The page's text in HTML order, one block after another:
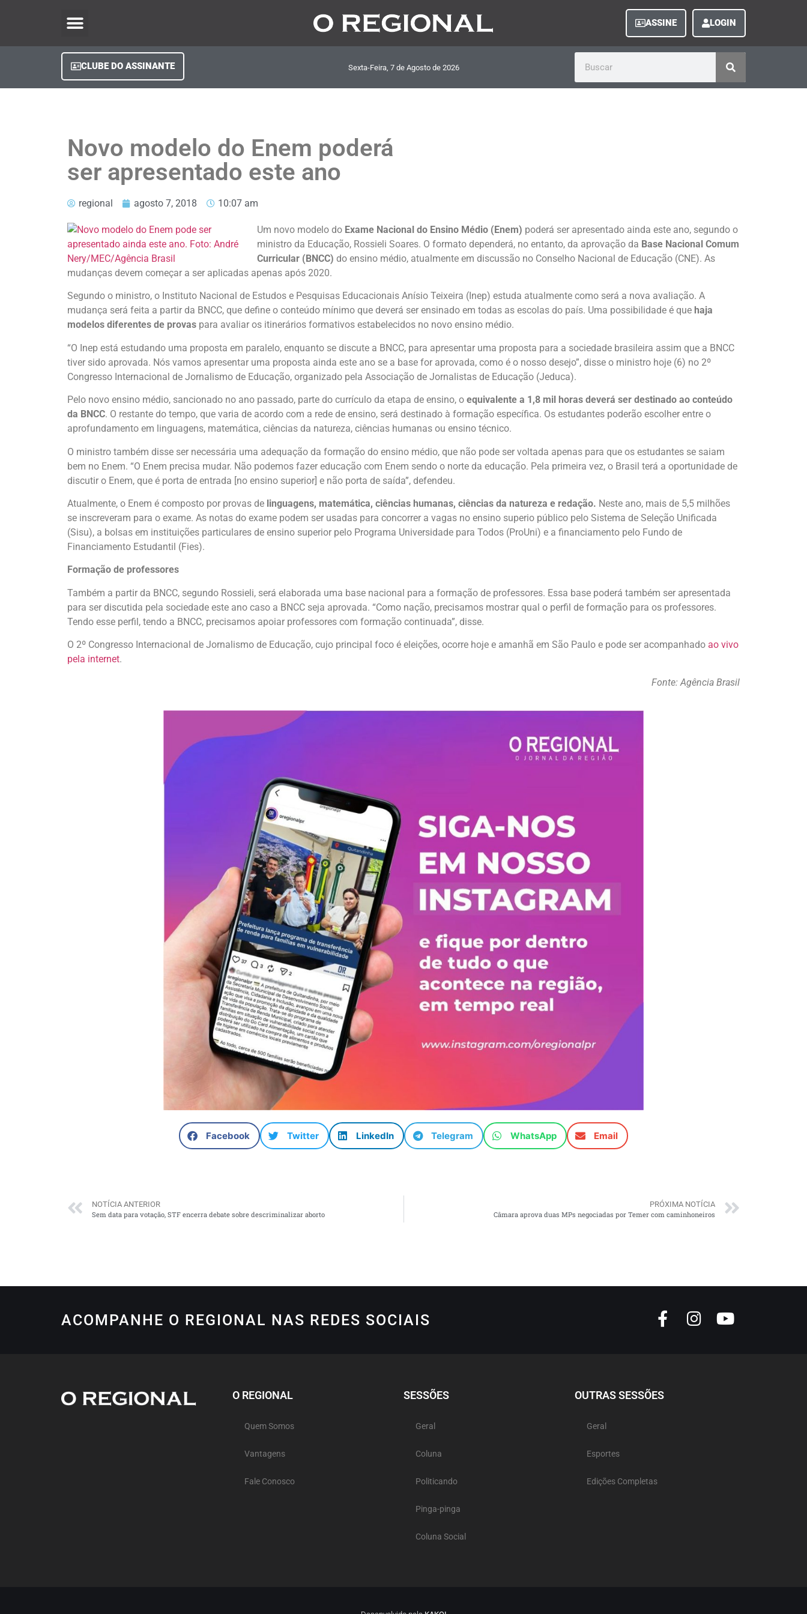
ASSINE LOGIN
CLUBE DO ASSINANTE Sexta-Feira, 7de Agostode 2026
Novo modelo do Enem poderá
ser apresentado este ano
regional agosto 7, 2018 10:07 am
Um novo modelo do Exame Nacional do Ensino Médio (Enem) poderá ser apresentado ainda este ano, segundo o
ministro da Educação, Rossieli Soares. O formato dependerá, no entanto, da aprovação da Base Nacional Comum
Curricular (BNCC) do ensino médio, atualmente em discussão no Conselho Nacional de Educação (CNE). As
mudanças devem começar a ser aplicadas apenas após 2020.
Segundo o ministro, o Instituto Nacional de Estudos e Pesquisas Educacionais Anísio Teixeira (Inep) estuda atualmente como será a nova avaliação. A
mudança será feita a partir da BNCC, que define o conteúdo mínimo que deverá ser ensinado em todas as escolas do país. Uma possibilidade é que haja
modelos diferentes de provas para avaliar os itinerários formativos estabelecidos no novo ensino médio.
“O Inep está estudando uma proposta em paralelo, enquanto se discute a BNCC, para apresentar uma proposta para a sociedade brasileira assim que a BNCC
tiver sido aprovada. Nós vamos apresentar uma proposta ainda este ano se a base for aprovada, como é o nosso desejo”, disse o ministro hoje (6) no 2º
Congresso Internacional de Jornalismo de Educação, organizado pela Associação de Jornalistas de Educação (Jeduca).
Pelo novo ensino médio, sancionado no ano passado, parte do currículo da etapa de ensino, o equivalente a 1,8 mil horas deverá ser destinado ao conteúdo
da BNCC. O restante do tempo, que varia de acordo com a rede de ensino, será destinado à formação específica. Os estudantes poderão escolher entre o
aprofundamento em linguagens, matemática, ciências da natureza, ciências humanas ou ensino técnico.
O ministro também disse ser necessária uma adequação da formação do ensino médio, que não pode ser voltada apenas para que os estudantes se saiam
bem no Enem. “O Enem precisa mudar. Não podemos fazer educação com Enem sendo o norte da educação. Pela primeira vez, o Brasil terá a oportunidade de
discutir o Enem, que é porta de entrada [no ensino superior] e não porta de saída”, defendeu.
Atualmente, o Enem é composto por provas de linguagens, matemática, ciências humanas, ciências da natureza e redação. Neste ano, mais de 5,5 milhões
se inscreveram para o exame. As notas do exame podem ser usadas para concorrer a vagas no ensino superio público pelo Sistema de Seleção Unificada
(Sisu), a bolsas em instituições particulares de ensino superior pelo Programa Universidade para Todos (ProUni) e a financiamento pelo Fundo de
Financiamento Estudantil (Fies).
Formação de professores
Também a partir da BNCC, segundo Rossieli, será elaborada uma base nacional para a formação de professores. Essa base poderá também ser apresentada
para ser discutida pela sociedade este ano caso a BNCC seja aprovada. “Como nação, precisamos mostrar qual o perfil de formação para os professores.
Tendo esse perfil, tendo a BNCC, precisamos apoiar professores com formação continuada”, disse.
O 2º Congresso Internacional de Jornalismo de Educação, cujo principal foco é eleições, ocorre hoje e amanhã em São Paulo e pode ser acompanhado ao vivo
pela internet.
Fonte: Agência Brasil
Facebook Twitter LinkedIn Telegram WhatsApp Email
NOTÍCIA ANTERIOR
Sem data para votação, STF encerra debate sobre descriminalizar aborto
PRÓXIMA NOTÍCIA
Câmara aprova duas MPs negociadas por Temer com caminhoneiros
ACOMPANHE O REGIONAL NAS REDES SOCIAIS
O REGIONAL
Quem Somos
Vantagens
Fale Conosco
SESSÕES
Geral
Coluna
Politicando
Pinga-pinga
Coluna Social
OUTRAS SESSÕES
Geral
Esportes
Edições Completas